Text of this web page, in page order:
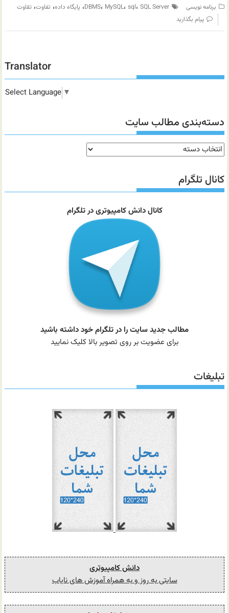
برنامه نویسی DBMS، MySQL، sql، SQL Server ، پایگاه داده، تفاوت،تقاوت
پیام بگذارید
Translator
Select Language ▼
دسته‌بندی مطالب سایت
دسته‌بندی
مطالب
سایت
کانال تلگرام
کانال دانش کامپیوتری در تلگرام
مطالب جدید سایت را در تلگرام خود داشته باشید
برای عضویت بر روی تصویر بالا کلیک نمایید
تبلیغات
دانش کامپیوتری
سایتی به روز و به همراه آموزش های نایاب